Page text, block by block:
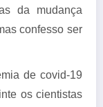
da mudança
confesso ser
de covid-19
os cientistas